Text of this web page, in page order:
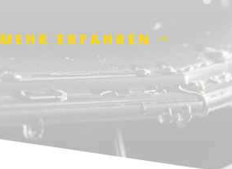
MEHR ERFAHREN